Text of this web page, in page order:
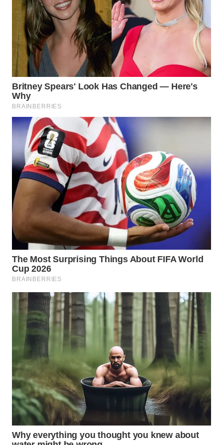
WN
NIAS
WN
LANGKAT
WN
TAPANULI
SELATAN
WN
TANJUNG
LESUNG
WN
KARO
SIMALUNGUN
WN
LABUHANBATU
WN
TAPANULI
TENGAH
WN DELI
SERDANG
WN
TEBING
TINGGI
WN
PAKPAK